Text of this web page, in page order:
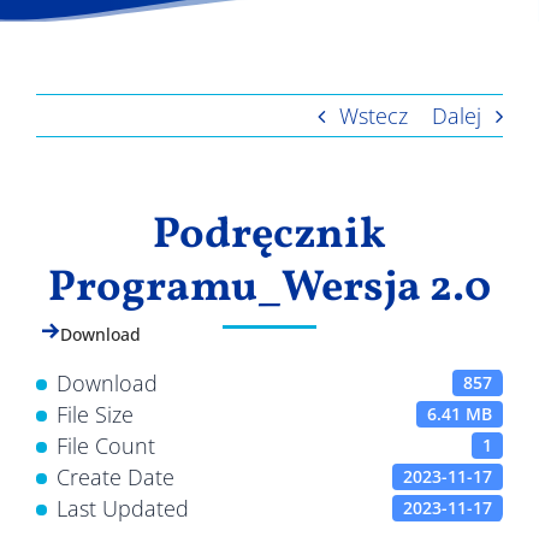
Wstecz Dalej
Podręcznik
Programu_Wersja 2.0
Download
Download 857
File Size 6.41 MB
File Count 1
Create Date 2023-11-17
Last Updated 2023-11-17